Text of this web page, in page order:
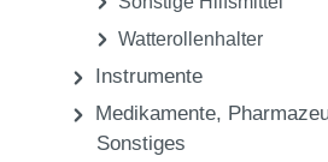
Watterollenhalter
Instrumente
Medikamente,
Sonstiges